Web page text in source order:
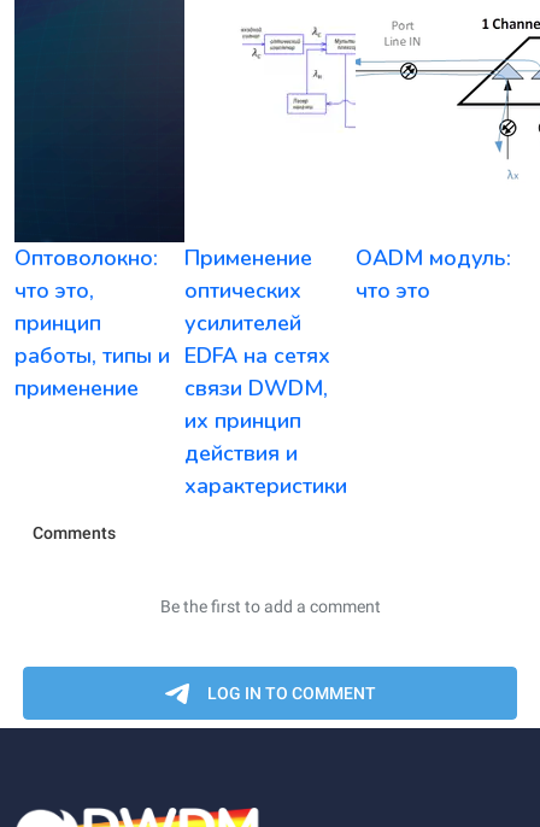
Оптоволокно:
что это,
принцип
работы, типы и
применение
Применение
оптических
усилителей
EDFA на сетях
связи DWDM,
их принцип
действия и
характеристики
OADM модуль:
что это